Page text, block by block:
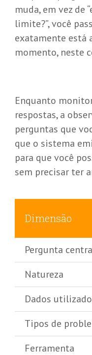
muda, em vez de
limite?”, você
exatamente está
momento, neste
Enquanto
respostas, a
perguntas que
que o sistema
para que você
sem precisar ter
Dimensão
Pergunta
Natureza
Dados
Tipos de
Ferramenta